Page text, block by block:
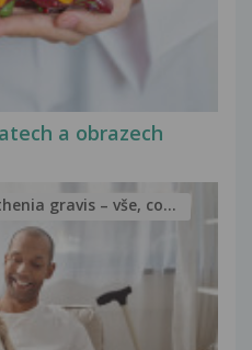
a obrazech
gravis – vše, co...